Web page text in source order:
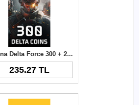
Garena Delta Force 300 + 21 Delta Coins TR
235.27 TL